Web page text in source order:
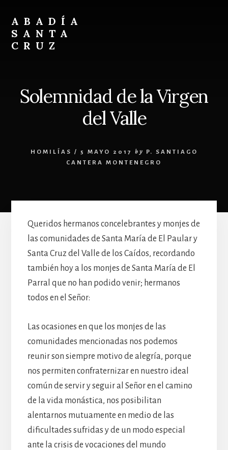
content
footer
ABADÍA
SANTA
CRUZ
Solemnidad de la Virgen
del Valle
HOMILÍAS / 5 MAYO 2017 by
P. SANTIAGO
CANTERA MONTENEGRO
Queridos hermanos concelebrantes y monjes de
las comunidades de Santa María de El Paular y
Santa Cruz del Valle de los Caídos, recordando
también hoy a los monjes de Santa María de El
Parral que no han podido venir; hermanos
todos en el Señor:
Las ocasiones en que los monjes de las
comunidades mencionadas nos podemos
reunir son siempre motivo de alegría, porque
nos permiten confraternizar en nuestro ideal
común de servir y seguir al Señor en el camino
de la vida monástica, nos posibilitan
alentarnos mutuamente en medio de las
dificultades sufridas y de un modo especial
ante la crisis de vocaciones del mundo